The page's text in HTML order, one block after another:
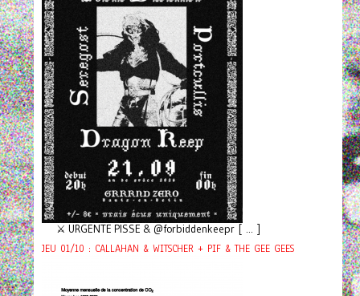
⚔️ URGENTE PISSE & @forbiddenkeepr [ ... ]
JEU 01/10 : CALLAHAN & WITSCHER + PIF & THE GEE GEES